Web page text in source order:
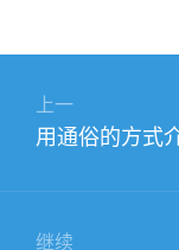
上一
上
用通俗的方式
继续